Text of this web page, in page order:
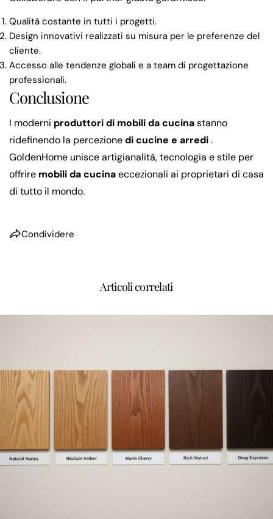
Qualità costante in tutti i progetti.
Design innovativi realizzati su misura per le preferenze del
cliente.
Accesso alle tendenze globali e a team di progettazione
professionali.
Conclusione
I moderni produttori di mobili da cucinastanno
ridefinendo la percezionedi cucine e arredi.
GoldenHome unisce artigianalità, tecnologia e stile per
offrire mobili da cucinaeccezionali ai proprietari di casa
di tutto il mondo.
Condividere
Articoli correlati